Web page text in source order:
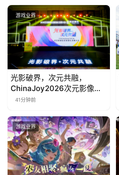
游戏业界
光影破界，次元共融，
ChinaJoy2026次元影像生
态标准化发展大会盛大召开
41分钟前
游戏业界